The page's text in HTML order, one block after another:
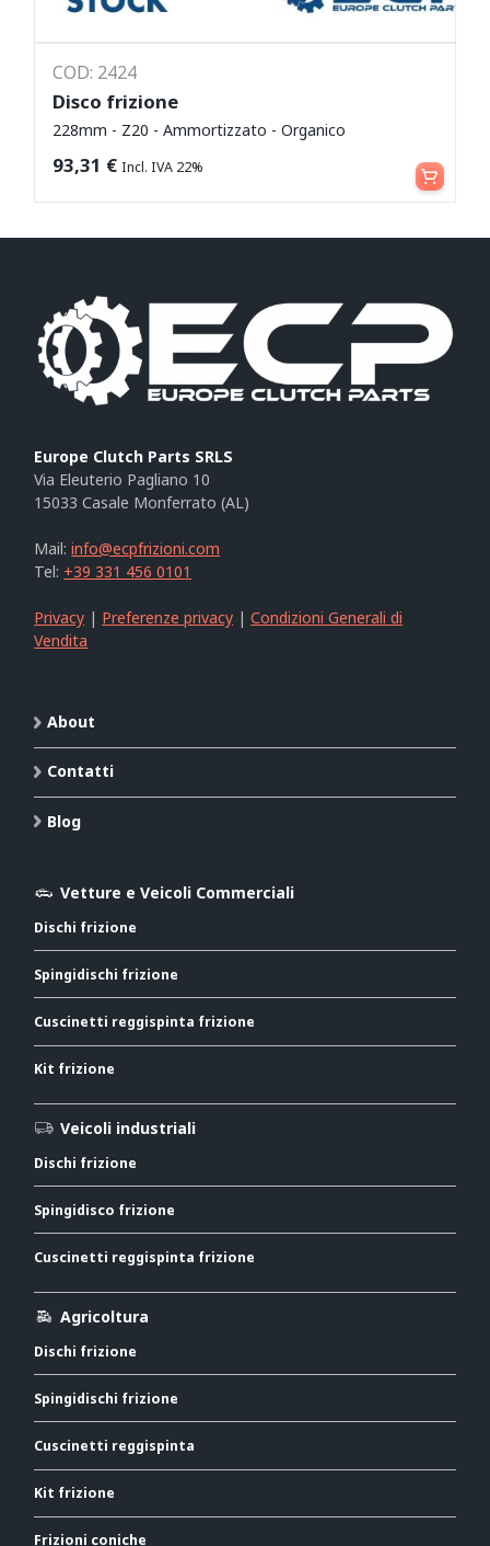
COD: 2424
Disco frizione
228mm - Z20 - Ammortizzato - Organico
93,31 € Incl. IVA 22% Leggi tutto
Europe Clutch Parts SRLS
Via Eleuterio Pagliano 10
15033 Casale Monferrato (AL)
Mail:info@ecpfrizioni.com
Tel: +39 331 456 0101
Privacy | Preferenze privacy |Condizioni Generali di
Vendita
About
Contatti
Blog
Vetture e Veicoli Commerciali
Dischi frizione
Spingidischi frizione
Cuscinetti reggispinta frizione
Kit frizione
Veicoli industriali
Dischi frizione
Spingidisco frizione
Cuscinetti reggispinta frizione
Agricoltura
Dischi frizione
Spingidischi frizione
Cuscinetti reggispinta
Kit frizione
Frizioni coniche